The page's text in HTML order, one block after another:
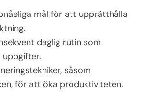
mål för att upprätthålla
daglig rutin som
såsom
för att öka produktiviteten.